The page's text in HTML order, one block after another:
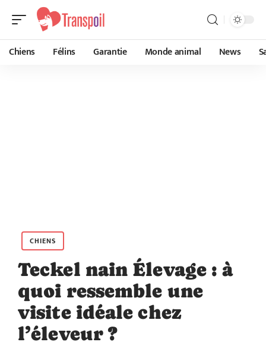
Chiens Félins Garantie Monde animal News
CHIENS
Teckel nain Élevage : à
quoi ressemble une
visite idéale chez
l’éleveur ?